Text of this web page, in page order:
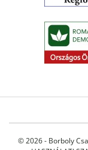
© 2026 - Borboly